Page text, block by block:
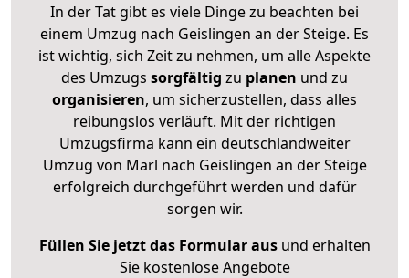
In der Tat gibt es viele Dinge zu beachten bei
einem Umzug nach Geislingen an der Steige. Es
ist wichtig, sich Zeit zu nehmen, um alle Aspekte
des Umzugs sorgfältig zu planen und zu
organisieren, um sicherzustellen, dass alles
reibungslos verläuft. Mit der richtigen
Umzugsfirma kann ein deutschlandweiter
Umzug von Marl nach Geislingen an der Steige
erfolgreich durchgeführt werden und dafür
sorgen wir.
Füllen Sie jetzt das Formular ausund erhalten
Sie kostenlose Angebote